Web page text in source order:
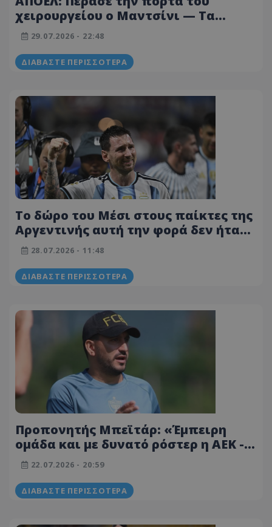
χειρουργείου ο Μαντσίνι — Τα
δεδομένα της επιστροφής του
29.07.2026 - 22:48
ΔΙΑΒΆΣΤΕ ΠΕΡΙΣΣΌΤΕΡΑ
Το δώρο του Μέσι στους παίκτες της
Αργεντινής αυτή την φορά δεν ήταν
και τόσο ακριβό - Βίντεο
28.07.2026 - 11:48
ΔΙΑΒΆΣΤΕ ΠΕΡΙΣΣΌΤΕΡΑ
Προπονητής Μπεϊτάρ: «Έμπειρη
ομάδα και με δυνατό ρόστερ η ΑΕΚ -
Να τα δώσουμε όλα για ένα καλό
αποτέλεσμα»
22.07.2026 - 20:59
ΔΙΑΒΆΣΤΕ ΠΕΡΙΣΣΌΤΕΡΑ